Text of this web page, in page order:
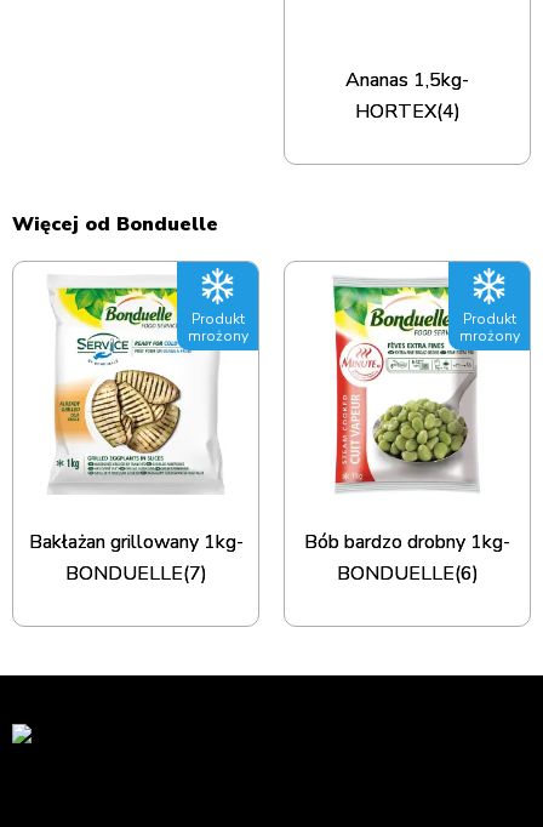
Ananas 1,5kg-
HORTEX(4)
Więcej od Bonduelle
Produkt
mrożony
Bakłażan grillowany 1kg-
BONDUELLE(7)
Produkt
mrożony
Bób bardzo drobny 1kg-
BONDUELLE(6)